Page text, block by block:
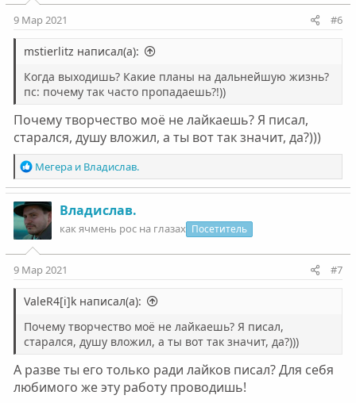
:
9 Мар 2021 #6
mstierlitz написал(а):
Когда выходишь? Какие планы на дальнейшую жизнь?
пс: почему так часто пропадаешь?!))
Почему творчество моё не лайкаешь? Я писал,
старался, душу вложил, а ты вот так значит, да?)))
Р
е
а
к
ц
и
и
:
Мегераи Владислав.
Владислав.
как ячмень рос на глазах Посетитель
9 Мар 2021 #7
ValeR4[i]k написал(а):
Почему творчество моё не лайкаешь? Я писал,
старался, душу вложил, а ты вот так значит, да?)))
А разве ты его только ради лайков писал? Для себя
любимого же эту работу проводишь!